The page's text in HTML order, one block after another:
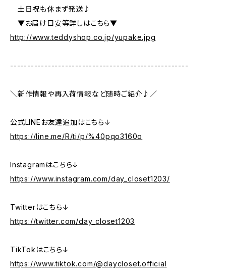
土日祝も休まず発送♪
▼お届け目安等詳しはこちら▼
http://www.teddyshop.co.jp/yupake.jpg
----------------------------------------------------
＼新作情報や再入荷情報など随時ご紹介♪／
公式LINEお友達追加はこちら↓
https://line.me/R/ti/p/%40pqo3160o
Instagramはこちら↓
https://www.instagram.com/day_closet1203/
Twitterはこちら↓
https://twitter.com/day_closet1203
TikTokはこちら↓
https://www.tiktok.com/@daycloset.official